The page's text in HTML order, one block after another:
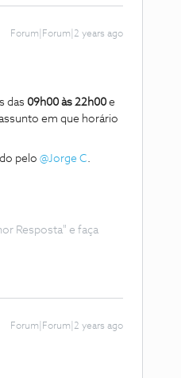
Forum|Forum|2 years ago
das 09h00 às 22h00 e
em que horário
pelo @Jorge C.
Resposta" e faça
Forum|Forum|2 years ago